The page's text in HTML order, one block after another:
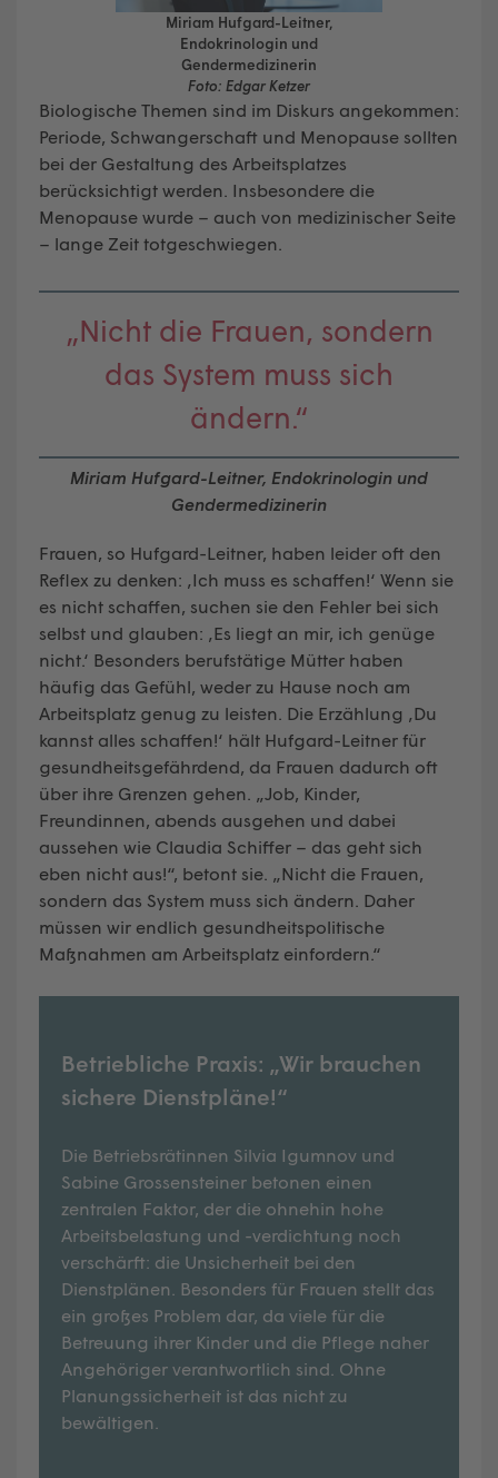
Miriam Hufgard-Leitner,
Endokrinologin und
Gendermedizinerin
Foto: Edgar Ketzer
Biologische Themen sind im Diskurs angekommen:
Periode, Schwangerschaft und Menopause sollten
bei der Gestaltung des Arbeitsplatzes
berücksichtigt werden. Insbesondere die
Menopause wurde – auch von medizinischer Seite
– lange Zeit totgeschwiegen.
„Nicht die Frauen, sondern
das System muss sich
ändern.“
Miriam Hufgard-Leitner, Endokrinologin und
Gendermedizinerin
Frauen, so Hufgard-Leitner, haben leider oft den
Reflex zu denken: ‚Ich muss es schaffen!‘ Wenn sie
es nicht schaffen, suchen sie den Fehler bei sich
selbst und glauben: ‚Es liegt an mir, ich genüge
nicht.‘ Besonders berufstätige Mütter haben
häufig das Gefühl, weder zu Hause noch am
Arbeitsplatz genug zu leisten. Die Erzählung ‚Du
kannst alles schaffen!‘ hält Hufgard-Leitner für
gesundheitsgefährdend, da Frauen dadurch oft
über ihre Grenzen gehen. „Job, Kinder,
Freundinnen, abends ausgehen und dabei
aussehen wie Claudia Schiffer – das geht sich
eben nicht aus!“, betont sie. „Nicht die Frauen,
sondern das System muss sich ändern. Daher
müssen wir endlich gesundheitspolitische
Maßnahmen am Arbeitsplatz einfordern.“
Betriebliche Praxis: „Wir brauchen
sichere Dienstpläne!“
Die Betriebsrätinnen Silvia Igumnov und
Sabine Grossensteiner betonen einen
zentralen Faktor, der die ohnehin hohe
Arbeitsbelastung und -verdichtung noch
verschärft: die Unsicherheit bei den
Dienstplänen. Besonders für Frauen stellt das
ein großes Problem dar, da viele für die
Betreuung ihrer Kinder und die Pflege naher
Angehöriger verantwortlich sind. Ohne
Planungssicherheit ist das nicht zu
bewältigen.